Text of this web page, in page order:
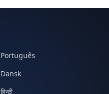
Português
Dansk
हिन्दी